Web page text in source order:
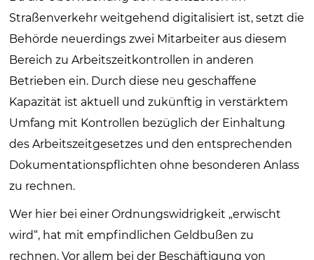
Straßenverkehr weitgehend digitalisiert ist, setzt die
Behörde neuerdings zwei Mitarbeiter aus diesem
Bereich zu Arbeitszeitkontrollen in anderen
Betrieben ein. Durch diese neu geschaffene
Kapazität ist aktuell und zukünftig in verstärktem
Umfang mit Kon­trollen bezüglich der Einhaltung
des Arbeitszeitgesetzes und den entsprechenden
Dokumentationspflichten ohne besonderen Anlass
zu rechnen.
Wer hier bei einer Ordnungswidrigkeit „erwischt
wird“, hat mit empfindlichen Geldbußen zu
rechnen. Vor allem bei der Beschäftigung von